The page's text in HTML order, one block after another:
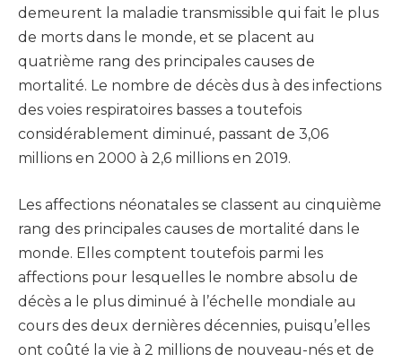
demeurent la maladie transmissible qui fait le plus
de morts dans le monde, et se placent au
quatrième rang des principales causes de
mortalité. Le nombre de décès dus à des infections
des voies respiratoires basses a toutefois
considérablement diminué, passant de 3,06
millions en 2000 à 2,6 millions en 2019.
Les affections néonatales se classent au cinquième
rang des principales causes de mortalité dans le
monde. Elles comptent toutefois parmi les
affections pour lesquelles le nombre absolu de
décès a le plus diminué à l’échelle mondiale au
cours des deux dernières décennies, puisqu’elles
ont coûté la vie à 2 millions de nouveau-nés et de